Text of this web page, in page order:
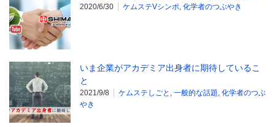
2020/6/30 ケムステVシンポ 化学者のつぶやき
いま企業がアカデミア出身者に期待しているこ
と
2021/9/8 ケムステしごと 一般的な話題 化学者のつぶ
やき